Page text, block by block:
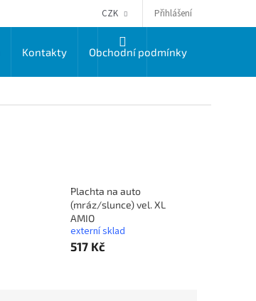
CZK Přihlášení
Kontakty Obchodní podmínky
Plachta na auto
(mráz/slunce) vel. XL
AMIO
externí sklad
517 Kč